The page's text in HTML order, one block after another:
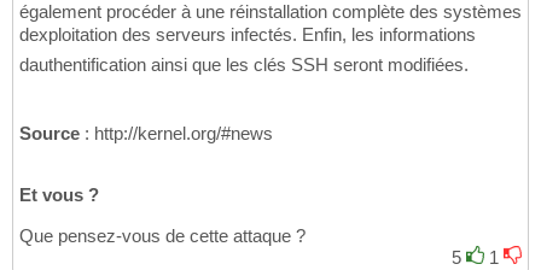
également procéder à une réinstallation complète des systèmes
dexploitation des serveurs infectés. Enfin, les informations
dauthentification ainsi que les clés SSH seront modifiées.
Source : http://kernel.org/#news
Et vous ?
Que pensez-vous de cette attaque ?
5
1